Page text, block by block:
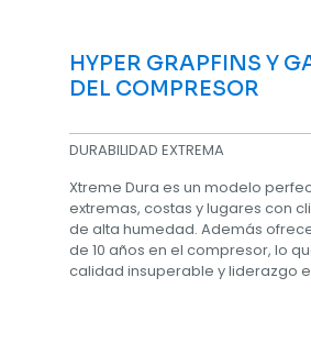
HYPER GRAPFINS Y
DEL COMPRESOR
DURABILIDAD EXTREMA
Xtreme Dura es un modelo
extremas, costas y lugares con
de alta humedad. Además
de 10 años en el compresor, lo
calidad insuperable y liderazgo